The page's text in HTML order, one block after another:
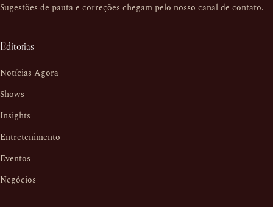
Sugestões de pauta e correções chegam pelo nosso canal de contato.
Editorias
Notícias Agora
Shows
Insights
Entretenimento
Eventos
Negócios